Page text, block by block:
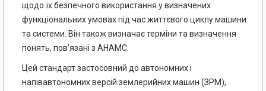
щодо їх безпечного використання у визначених
функціональних умовах під час життєвого циклу машини
та системи. Він також визначає терміни та визначення
понять, пов’язані з АНАМС.
Цей стандарт застосовний до автономних і
напівавтономних версій землерийних машин (ЗРМ),